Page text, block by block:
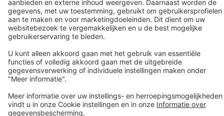
Over Dräger
Bestellen in onze webshop
Community